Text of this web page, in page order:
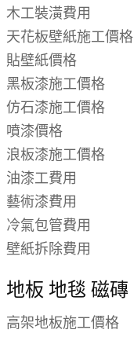
木工裝潢費用
天花板壁紙施工價格
貼壁紙價格
黑板漆施工價格
仿石漆施工價格
噴漆價格
浪板漆施工價格
油漆工費用
藝術漆費用
冷氣包管費用
壁紙拆除費用
地板 地毯 磁磚
高架地板施工價格